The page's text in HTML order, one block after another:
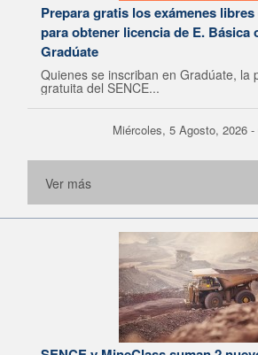
Prepara gratis los exámenes libres
para obtener licencia de E. Básica
Gradúate
Quienes se inscriban en Gradúate, la
gratuita del SENCE...
Miércoles, 5 Agosto, 2026 -
Ver más